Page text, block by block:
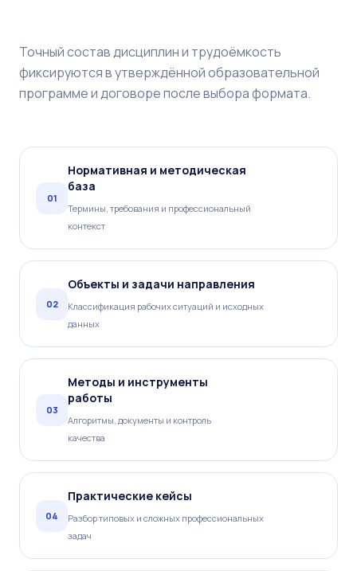
Точный состав дисциплин и трудоёмкость
фиксируются в утверждённой образовательной
программе и договоре после выбора формата.
01
Нормативная и методическая
база
Термины, требования и профессиональный
контекст
02
Объекты и задачи направления
Классификация рабочих ситуаций и исходных
данных
03
Методы и инструменты
работы
Алгоритмы, документы и контроль
качества
04
Практические кейсы
Разбор типовых и сложных профессиональных
задач